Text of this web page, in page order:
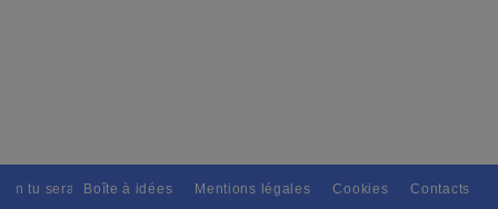
tu seras, Pour tous avec discernement. // L'amitié tu
Boîte à idées Mentions légales Cookies Contacts